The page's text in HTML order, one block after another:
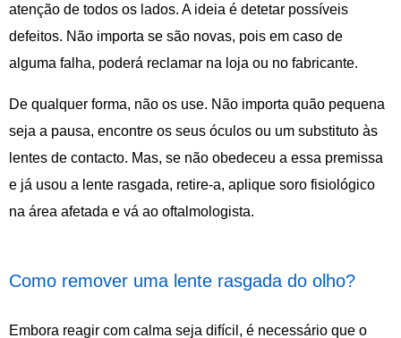
atenção de todos os lados. A ideia é detetar possíveis
defeitos. Não importa se são novas, pois em caso de
alguma falha, poderá reclamar na loja ou no fabricante.
De qualquer forma, não os use. Não importa quão pequena
seja a pausa, encontre os seus óculos ou um substituto às
lentes de contacto. Mas, se não obedeceu a essa premissa
e já usou a lente rasgada, retire-a, aplique soro fisiológico
na área afetada e vá ao oftalmologista.
Como remover uma lente rasgada do olho?
Embora reagir com calma seja difícil, é necessário que o